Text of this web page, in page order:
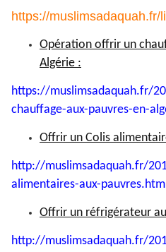
https://muslimsadaquah.fr/
Opération offrir un
Algérie :
https://muslimsadaquah.fr/
chauffage-aux-pauvres-en-
Offrir un Colis
http://muslimsadaquah.fr/
alimentaires-aux-
Offrir un réfrigérateur
http://muslimsadaquah.fr/